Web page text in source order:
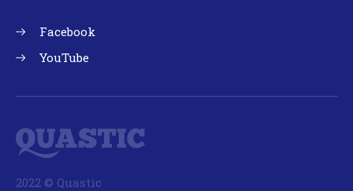
Facebook
YouTube
2022 © Quastic